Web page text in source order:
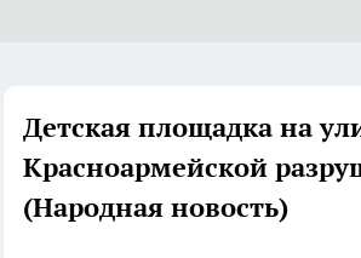
Детская площадка на
Красноармейской
(Народная новость)